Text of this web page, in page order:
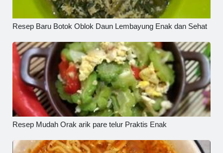
Resep Baru Botok Oblok Daun Lembayung Enak dan Sehat
Resep Mudah Orak arik pare telur Praktis Enak